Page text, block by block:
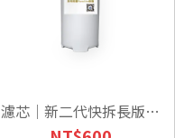
濾芯｜新二代快拆長版樹